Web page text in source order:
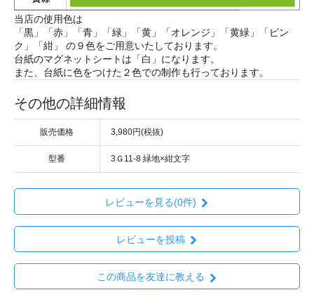
当店の使用色は
「黒」「赤」「青」「緑」「黄」「オレンジ」「黄緑」「ピン
ク」「紺」 の９色をご用意いたしております。
台紙のマグネットシートは「白」になります。
また、台紙に色をつけた２色での制作も行っております。
その他の詳細情報
販売価格 3,980円(税抜)
型番 3Ｇ11-8 緑地×紺文字
レビューを見る(0件)
レビューを投稿
この商品を友達に教える